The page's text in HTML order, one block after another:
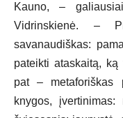
Kauno, –
Vidrinskienė. –
savanaudiškas:
pateikti ataskaitą, ką
pat – metaforiškas
knygos,